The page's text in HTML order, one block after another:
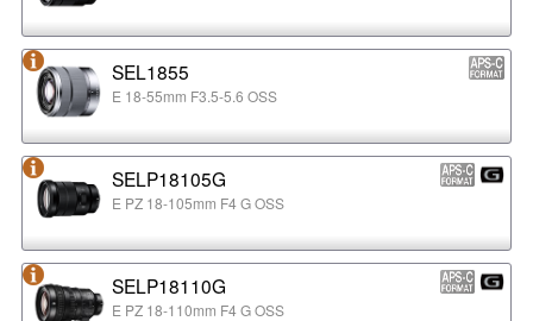
SEL1855
E 18-55mm F3.5-5.6 OSS
SELP18105G
E PZ 18-105mm F4 G OSS
SELP18110G
E PZ 18-110mm F4 G OSS